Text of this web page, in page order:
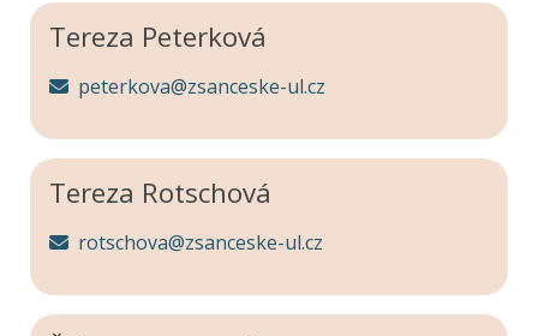
Tereza Peterková
peterkova@zsanceske-ul.cz
Tereza Rotschová
rotschova@zsanceske-ul.cz